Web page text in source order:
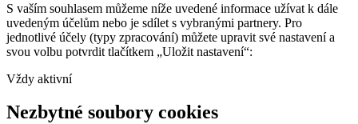
S vaším souhlasem můžeme níže uvedené informace užívat k dále
uvedeným účelům nebo je sdílet s vybranými partnery. Pro
jednotlivé účely (typy zpracování) můžete upravit své nastavení a
svou volbu potvrdit tlačítkem „Uložit nastavení“:
Vždy aktivní
Nezbytné soubory cookies